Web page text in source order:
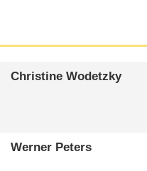
Christine Wodetzky
Werner Peters